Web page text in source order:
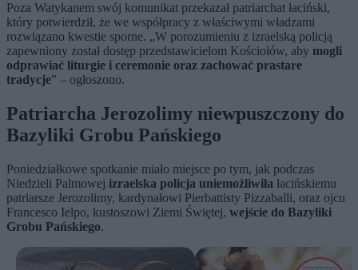
Poza Watykanem swój komunikat przekazał patriarchat łaciński,
który potwierdził, że we współpracy z właściwymi władzami
rozwiązano kwestie sporne. „W porozumieniu z izraelską policją
zapewniony został dostęp przedstawicielom Kościołów, aby mogli
odprawiać liturgie i ceremonie oraz zachować prastare
tradycje” – ogłoszono.
Patriarcha Jerozolimy niewpuszczony do
Bazyliki Grobu Pańskiego
Poniedziałkowe spotkanie miało miejsce po tym, jak podczas
Niedzieli Palmowej izraelska policja uniemożliwiła łacińskiemu
patriarsze Jerozolimy, kardynałowi Pierbattisty Pizzaballi, oraz ojcu
Francesco Ielpo, kustoszowi Ziemi Świętej, wejście do Bazyliki
Grobu Pańskiego.